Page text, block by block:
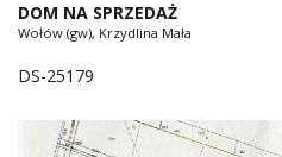
DOM NA SPRZEDAŻ
Wołów (gw), Krzydlina Mała
DS-25179